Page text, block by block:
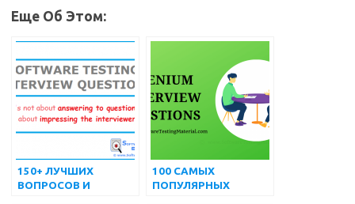
Еще Об Этом:
150+ ЛУЧШИХ
ВОПРОСОВ И
100 САМЫХ
ПОПУЛЯРНЫХ